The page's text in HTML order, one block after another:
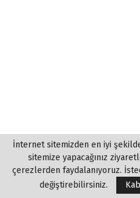
İnternet sitemizden en iyi
sitemize yapacağınız
çerezlerden faydalanıyoruz.
değiştirebilirsiniz.